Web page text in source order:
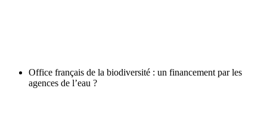
Office français de la biodiversité : un financement par les
agences de l’eau ?